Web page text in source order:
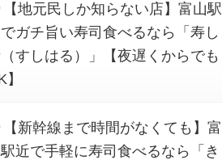
【地元民しか知らない店】富山駅
ガチ旨い寿司食べるなら「寿し
すしはる）」【夜遅くからでも
【新幹線まで時間がなくても】富
近で手軽に寿司食べるなら「き